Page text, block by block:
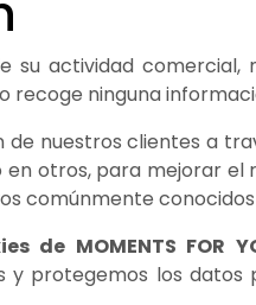
su actividad comercial,
recoge ninguna
nuestros clientes a
otros, para mejorar
comúnmente
de MOMENTS FOR
y protegemos los